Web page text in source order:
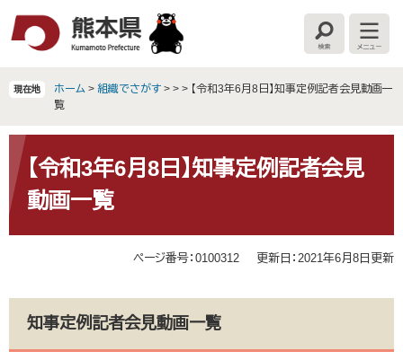
文
へ
検
索
メ
ニ
ー
現在地 ホーム > 組織でさがす > > > 【令和3年6月8日】知事定例記者会見動画一
覧
文
【令和3年6月8日】知事定例記者会見
動画一覧
ページ番号：0100312 更新日：2021年6月8日更新
知事定例記者会見動画一覧